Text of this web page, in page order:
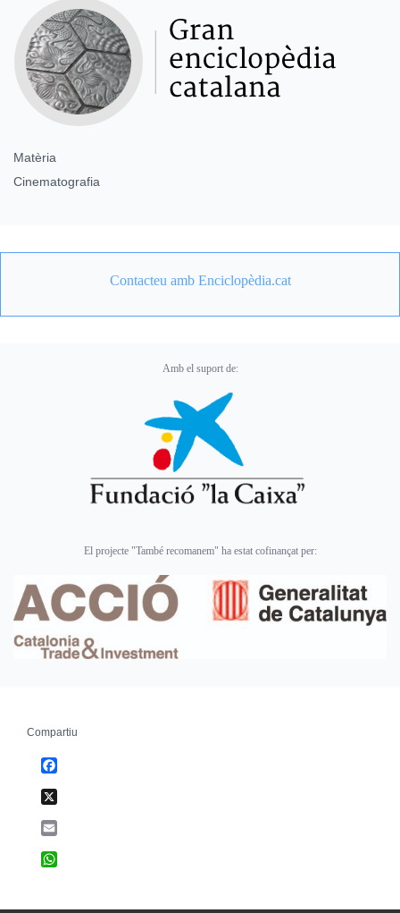
Matèria
Cinematografia
Contacteu amb Enciclopèdia.cat
Amb el suport de:
El projecte "També recomanem" ha estat cofinançat per:
Compartiu